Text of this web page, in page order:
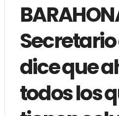
Secretario
dice que
todos los